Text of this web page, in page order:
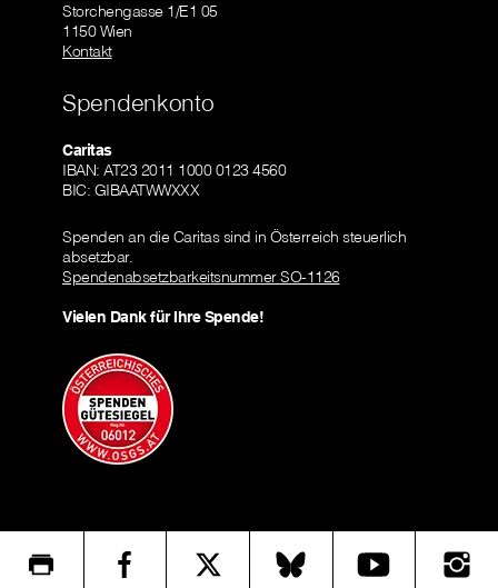
Storchengasse 1/E1 05
1150 Wien
Kontakt
Spendenkonto
Caritas
IBAN: AT23 2011 1000 0123 4560
BIC: GIBAATWWXXX
Spenden an die Caritas sind in Österreich steuerlich
absetzbar.
Spendenabsetzbarkeitsnummer SO-1126
Vielen Dank für Ihre Spende!